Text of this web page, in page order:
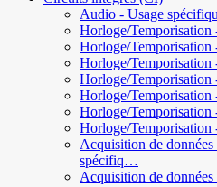
Audio - Usage
Horloge/Temporisation
Horloge/Temporisation
Horloge/
Horloge/Temporisation
Horloge/
Horloge/
Horloge/Temporisation
Acquisition de
spécifiq…
Acquisition de